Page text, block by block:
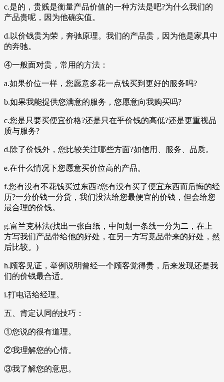
c.是的，贵贱是衡量产品价值的一种方法是吧?为什么我们的
产品贵呢，因为他确实值。
d.以价钱贵为荣，奔驰原理。我们的产品贵，因为他是家具中
的奔驰。
④一般面对贵，常用的方法：
a.如果价位一样，您愿意多花一点钱买到更好的服务吗?
b.如果我能提供您满意的服务，您愿意向我购买吗?
c.您是只要买便宜价格?还是只在乎价钱的高低?还是更重视品
质与服务?
d.除了价钱外，您比较关注哪些方面?如信用、服务、品质。
e.在什么情况下您愿意买价位高的产品。
f.您有没有不花钱买过东西?您有没有买了便宜东西而后悔的经
历?一分价钱一分货，我们没法给您最便宜的价钱，但会给您
最合理的价钱。
g.富兰克林法(找出一张白纸，中间划一条线一分为二，在上
方写我们产品带给他的好处，在另一方写竟品带来的好处，然
后比较。)
h.顾客见证，举例说明曾经一个顾客觉得贵，后来发现还是我
们的价钱最合适。
i.打电话给经理。
五、肯定认同的技巧：
①您说的很有道理。
②我理解您的心情。
③我了解您的意思。